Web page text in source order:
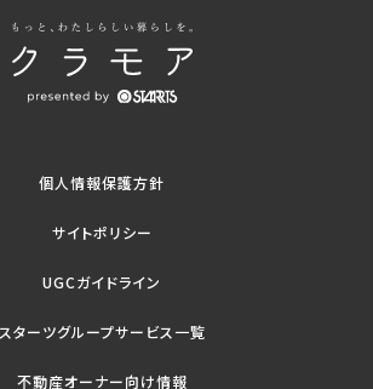
個人情報保護方針
サイトポリシー
UGCガイドライン
スターツグループサービス一覧
不動産オーナー向け情報